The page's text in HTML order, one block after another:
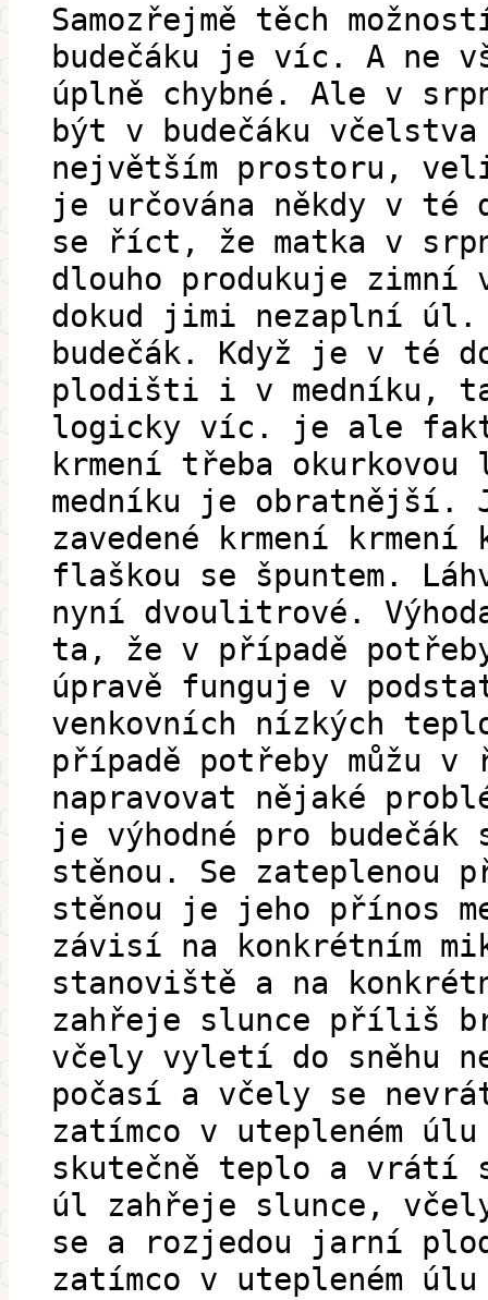
Samozřejmě těch
budečáku je víc. A ne
úplně chybné. Ale v
být v budečáku
největším prostoru,
je určována někdy v té
se říct, že matka v
dlouho produkuje zimní
dokud jimi nezaplní úl.
budečák. Když je v té
plodišti i v medníku,
logicky víc. je ale
krmení třeba okurkovou
medníku je obratnější.
zavedené krmení krmení
flaškou se špuntem.
nyní dvoulitrové.
ta, že v případě
úpravě funguje v
venkovních nízkých
případě potřeby můžu
napravovat nějaké
je výhodné pro budečák
stěnou. Se zateplenou
stěnou je jeho přínos
závisí na konkrétním
stanoviště a na
zahřeje slunce příliš
včely vyletí do sněhu
počasí a včely se
zatímco v utepleném
skutečně teplo a vrátí
úl zahřeje slunce,
se a rozjedou jarní
zatímco v utepleném